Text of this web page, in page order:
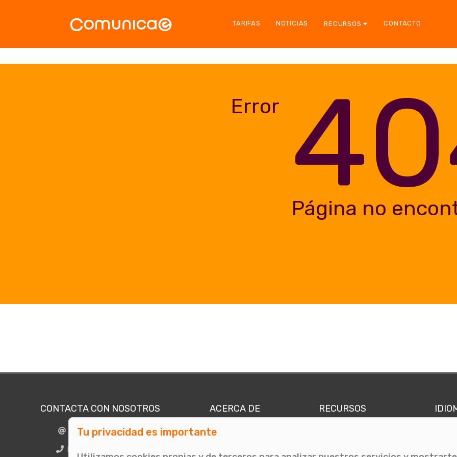
TARIFAS NOTICIAS RECURSOS CONTACTO
Error
Página no
CONTACTA CON NOSOTROS
info@comunicae.com
BCN + 34 931 702 774
ACERCA DE
Quiénes somos
RECURSOS
Tu privacidad es importante